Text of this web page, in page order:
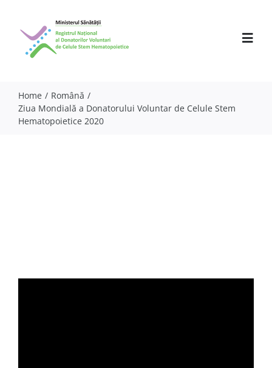
content
Despre noi
Contact
Home
Română
Ziua Mondială a Donatorului Voluntar de Celule Stem
Hematopoietice 2020